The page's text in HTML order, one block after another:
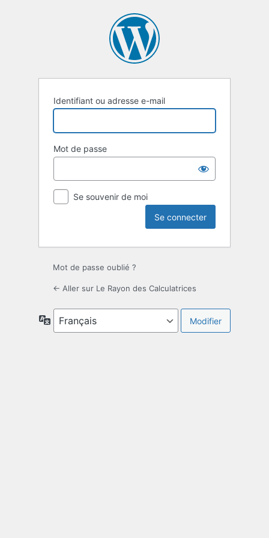
Identifiant ou adresse e-mail
Mot de passe
Se souvenir de moi
Mot de passe oublié ?
← Aller sur Le Rayon des Calculatrices
Langue